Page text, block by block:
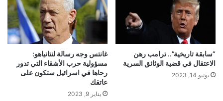
“سابقة تاريخية”.. ترامب رهن
الاعتقال في قضية الوثائق السرية
يونيو 14, 2023
غانتس وجه رسالة لنتانياهو:
مسؤولية حرب الأشقاء التي تدور
رحاها في اسرائيل ستكون على
عاتقك
يناير 9, 2023